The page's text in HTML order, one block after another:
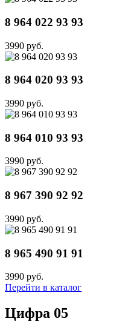
8 964 022 93 93
3990 руб.
8 964 020 93 93
3990 руб.
8 964 010 93 93
3990 руб.
8 967 390 92 92
3990 руб.
8 965 490 91 91
3990 руб.
Перейти в каталог
Цифра 05